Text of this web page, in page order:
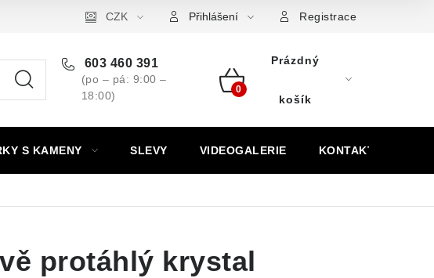
Puncovní značky Výkup minerálů a drahých kamenů
CZK Přihlášení Registrace
603 460 391
(po – pá: 9:00 –
18:00)
Nákupní
Prázdný
košík
S KAMENY SLEVY VIDEOGALERIE KONTAKT
protáhlý krystal